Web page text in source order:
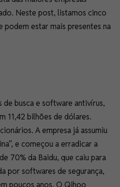
Neste post, listamos cinco
podem estar mais presentes na
de busca e software antivírus,
11,42 bilhões de dólares.
A empresa já assumiu
e começou a erradicar a
70% da Baidu, que caiu para
por softwares de segurança,
poucos anos. O Qihoo